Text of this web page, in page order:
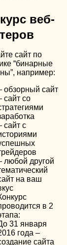
веб-
сайт по
“бинарные
например:
обзорный сайт
сайт со
сайт с
любой другой
на ваш
в 2
31 января
года –
сайта